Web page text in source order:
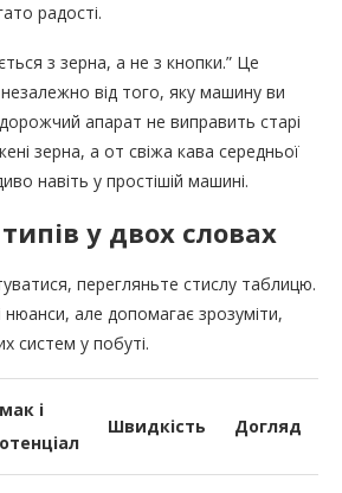
радості.
з зерна, а не з кнопки.” Це
від того, яку машину ви
апарат не виправить старі
зерна, а от свіжа кава середньої
навіть у простішій машині.
у двох словах
перегляньте стислу таблицю.
але допомагає зрозуміти,
систем у побуті.
і
Швидкість Догляд